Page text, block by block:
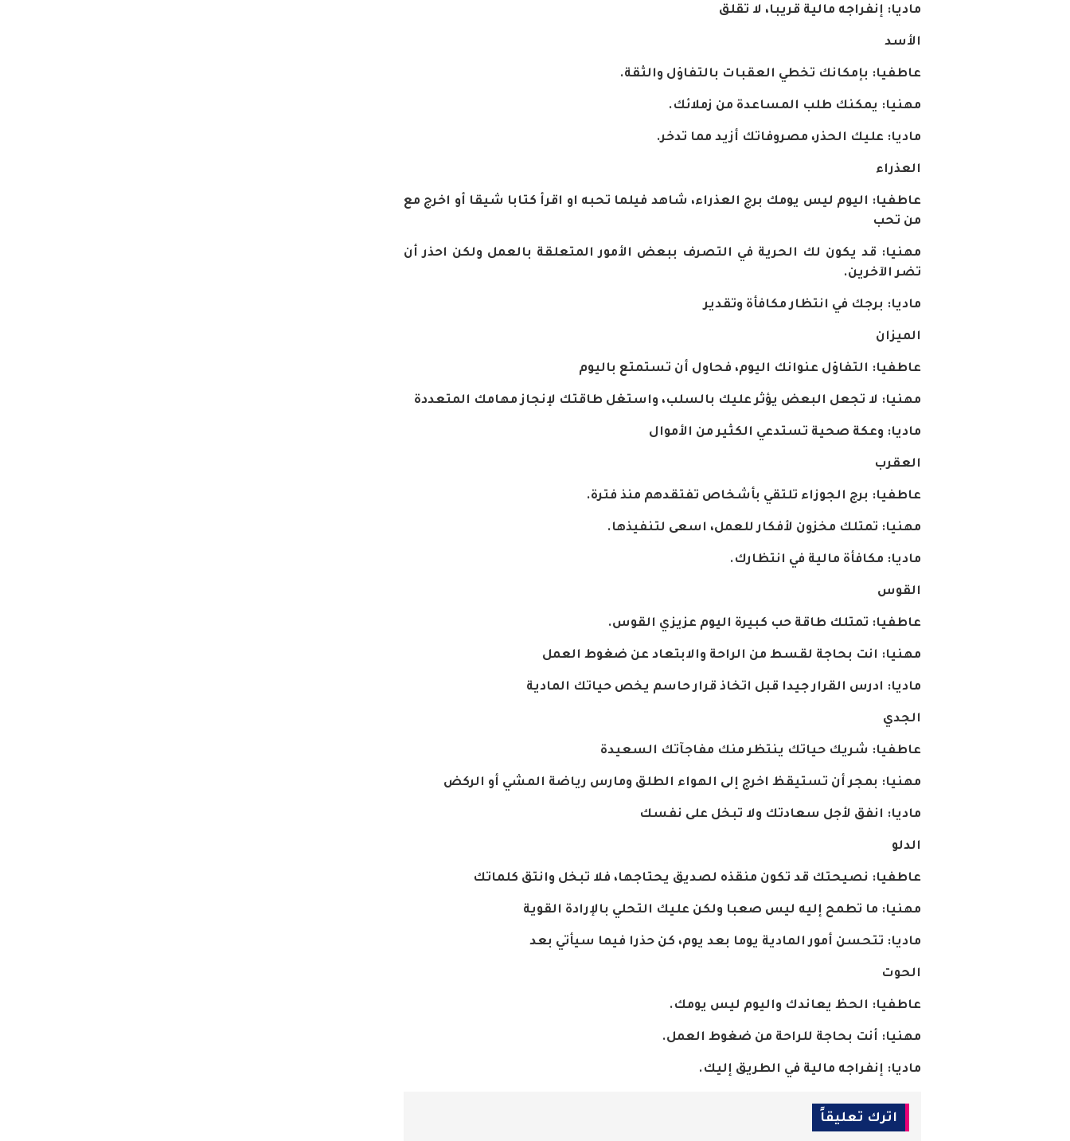
ماديا: إنفراجه مالية قريبا، لا تقلق
الأسد
عاطفيا: بإمكانك تخطي العقبات بالتفاؤل والثقة.
مهنيا: يمكنك طلب المساعدة من زملائك.
ماديا: عليك الحذر، مصروفاتك أزيد مما تدخر.
العذراء
عاطفيا: اليوم ليس يومك برج العذراء، شاهد فيلما تحبه او اقرأ كتابا شيقا أو اخرج مع
من تحب
مهنيا: قد يكون لك الحرية في التصرف ببعض الأمور المتعلقة بالعمل ولكن احذر أن
تضر الآخرين.
ماديا: برجك في انتظار مكافأة وتقدير
الميزان
عاطفيا: التفاؤل عنوانك اليوم، فحاول أن تستمتع باليوم
مهنيا: لا تجعل البعض يؤثر عليك بالسلب، واستغل طاقتك لإنجاز مهامك المتعددة
ماديا: وعكة صحية تستدعي الكثير من الأموال
العقرب
عاطفيا: برج الجوزاء تلتقي بأشخاص تفتقدهم منذ فترة.
مهنيا: تمتلك مخزون لأفكار للعمل، اسعى لتنفيذها.
ماديا: مكافأة مالية في انتظارك.
القوس
عاطفيا: تمتلك طاقة حب كبيرة اليوم عزيزي القوس.
مهنيا: انت بحاجة لقسط من الراحة والابتعاد عن ضغوط العمل
ماديا: ادرس القرار جيدا قبل اتخاذ قرار حاسم يخص حياتك المادية
الجدي
عاطفيا: شريك حياتك ينتظر منك مفاجآتك السعيدة
مهنيا: بمجر أن تستيقظ اخرج إلى الهواء الطلق ومارس رياضة المشي أو الركض
ماديا: انفق لأجل سعادتك ولا تبخل على نفسك
الدلو
عاطفيا: نصيحتك قد تكون منقذه لصديق يحتاجها، فلا تبخل وانتق كلماتك
مهنيا: ما تطمح إليه ليس صعبا ولكن عليك التحلي بالإرادة القوية
ماديا: تتحسن أمور المادية يوما بعد يوم، كن حذرا فيما سيأتي بعد
الحوت
عاطفيا: الحظ يعاندك واليوم ليس يومك.
مهنيا: أنت بحاجة للراحة من ضغوط العمل.
ماديا: إنفراجه مالية في الطريق إليك.
اترك تعليقاً